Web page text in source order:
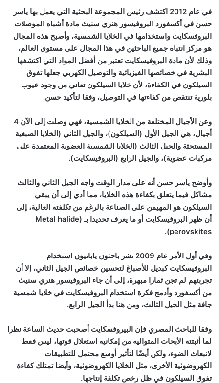
في عام 2012 اكتشف رئيس المجموعة البحثية التي يعمل بها ياسر
حسن في أكسفورد البروفيسور هنري سنيث مادة أشباه الموصلات
البروفسكايت واستخدامها في الخلايا الشمسية، وأصبح هذه المجال
هو مركز انتباه جميع الباحثين في هذا المجال على مستوى العالم،
وذلك لأن مادة البروفيسكايت تعتبر من أفضل المواد التي اكتشفها
البشرية في خصائصها الفيزيائية والتوصيل الكهربي جعلها تفوق
السيلكون في الكفاءة، لأن خلايا السيلكون تعاني من وجود عيوب
بلورية تنتقص من كفاءتها في التوصيل، وفقا لتأكيد حسن.
وعن الأجيال المختلفة من الخلايا الشمسية، فهي وصلت إلى الآن 4
أجيال، هي الجيل الأول (السيلكون)، والجيل الثاني (الخلايا الصبغية
المستحثة والجيل الثالث (الخلايا الشمسية العضوية المعتمدة على
مركبات عضوية)، والجيل الرابع (البروفيسكايت).
وأوضح ياسر حسن أنه على مدار الوقت واجه الجيل الثاني والثالث
مشاكل فيما يتعلق بكفاءة هذه الخلايا، مما أدي إلى أن يبقي
السيلكون هو المهيمن على الصناعة بالرغم من تكلفته العالية، إلى
أن ظهر البروفيسكايت أو ما يعرف تحديدا بـ (Metal halide
perovskites
).
وفي أول الأمر عام 2009 نشر باحثون يابانيون استخدام
البروفيسكايت كبديل للأصباغ لتحسين خصائص الجيل الثاني، إلا أن
تجربتهم لم تجن ثمارا مبهرة، إلى أن جاء البروفيسور هنري سنيث
من أكسفورد وأدمج فكرة استخدام البروفيسكايت في خلايا شمسية
جافة مثل الجيل الثالث، ومن هنا بدأ الجيل الرابع.
وفقا للباحث المصري فإن البيروفسكايت أصحبت حديث الساعة نظرا
لما أثبتته الأبحاث المتوالية من إمكانية استغلال قوتها، ليس فقط
لانبعاث الضوء، ولكن أيضًا لتأثير أوسع محتمل للتطبيقات
الكهروضوئية الأخرى، مثل الخلايا الكهروضوئية، وأيضا تمتلك كفاءة
تفوق السيلكون في ظل رخص تكلفة إنتاجها.